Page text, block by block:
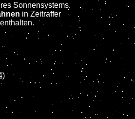
Sonnensystems.
in Zeitraffer